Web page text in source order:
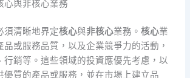
心與非核心業務
須清晰地界定核心與非核心業務。核心業
或服務品質，以及企業競爭力的活動，
行銷等。這些領域的投資應優先考慮，以
優質的產品或服務，並在市場上建立品